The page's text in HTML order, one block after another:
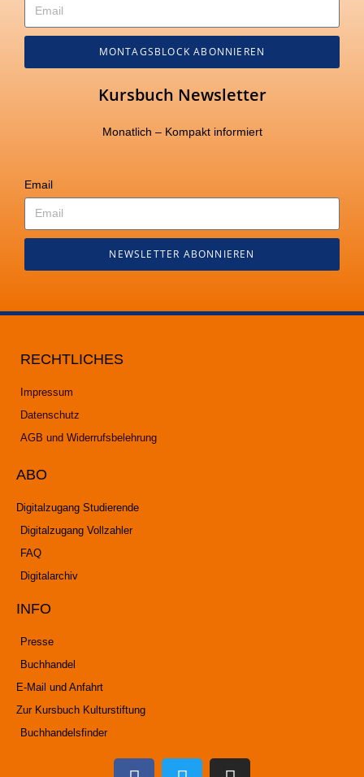
MONTAGSBLOCK ABONNIEREN
Kursbuch Newsletter
Monatlich – Kompakt informiert
Email
NEWSLETTER ABONNIEREN
RECHTLICHES
Impressum
Datenschutz
AGB und Widerrufsbelehrung
ABO
Digitalzugang Studierende
Digitalzugang Vollzahler
FAQ
Digitalarchiv
INFO
Presse
Buchhandel
E-Mail und Anfahrt
Zur Kursbuch Kulturstiftung
Buchhandelsfinder